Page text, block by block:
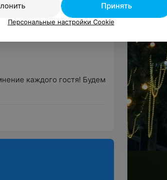
кухня. и есть дискотека и
каждого гостя! Будем
Принять
Персональные настройки Cookie